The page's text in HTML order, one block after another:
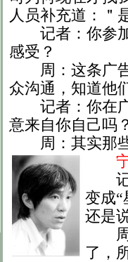
人员补充道：＂
记者：你参加
感受？
周：这条广告
众沟通，知道他
记者：你在广
意来自你自己吗
周：其实那些
宁
记
变成
还是
周
了，